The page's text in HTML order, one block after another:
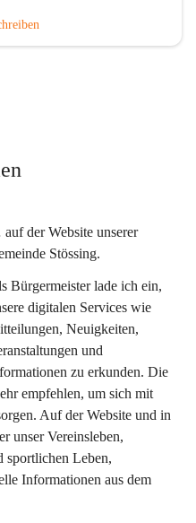
der Website unserer
Stössing.
Bürgermeister lade ich ein,
digitalen Services wie
Neuigkeiten,
und
zu erkunden. Die
empfehlen, um sich mit
Auf der Website und in
unser Vereinsleben,
sportlichen Leben,
Informationen aus dem